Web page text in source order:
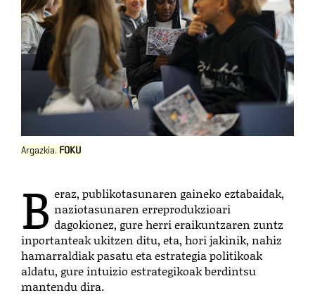
Argazkia. FOKU
B eraz, publikotasunaren gaineko eztabaidak,
naziotasunaren erreprodukzioari
dagokionez, gure herri eraikuntzaren zuntz
inportanteak ukitzen ditu, eta, hori jakinik, nahiz
hamarraldiak pasatu eta estrategia politikoak
aldatu, gure intuizio estrategikoak berdintsu
mantendu dira.